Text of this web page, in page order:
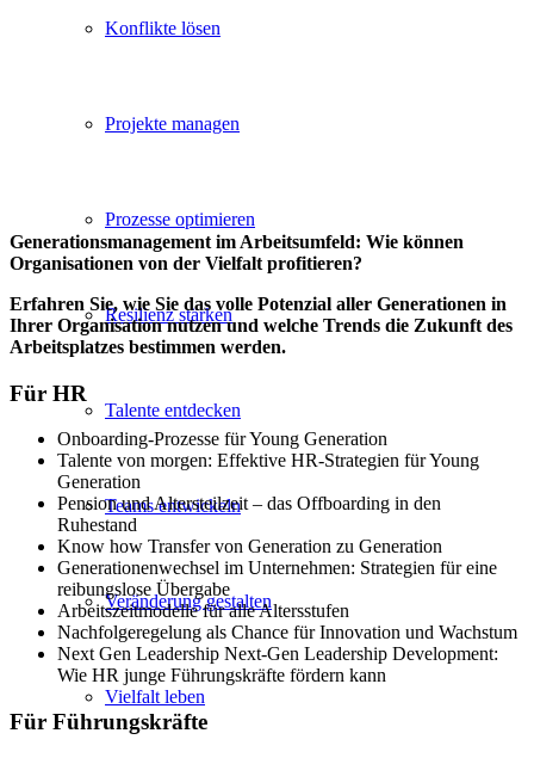
Konflikte lösen
Projekte managen
Prozesse optimieren
Resilienz stärken
Talente entdecken
Teams entwickeln
Veränderung gestalten
Vielfalt leben
Generationsmanagement im Arbeitsumfeld: Wie können
Organisationen von der Vielfalt profitieren?
Erfahren Sie, wie Sie das volle Potenzial aller Generationen in
Ihrer Organisation nutzen und welche Trends die Zukunft des
Arbeitsplatzes bestimmen werden.
Für HR
Onboarding-Prozesse für Young Generation
Talente von morgen: Effektive HR-Strategien für Young
Generation
Pension und Altersteilzeit – das Offboarding in den
Ruhestand
Know how Transfer von Generation zu Generation
Generationenwechsel im Unternehmen: Strategien für eine
reibungslose Übergabe
Arbeitszeitmodelle für alle Altersstufen
Nachfolgeregelung als Chance für Innovation und Wachstum
Next Gen Leadership Next-Gen Leadership Development:
Wie HR junge Führungskräfte fördern kann
Für Führungskräfte